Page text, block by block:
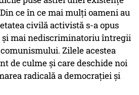
ce în ce mai mulţi oameni au
civilă activistă s-a opus
şi mai nediscriminatoriu întregii
Zilele acestea
de culme şi care deschide noi
radicală a democraţiei şi